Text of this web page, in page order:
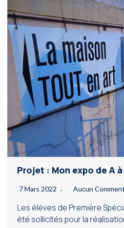
Projet : Mon expo de A à
7 Mars 2022 Aucun
Les élèves de Première
été sollicités pour la